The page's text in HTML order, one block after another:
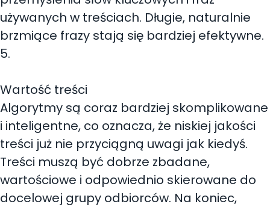
używanych w treściach. Długie, naturalnie
brzmiące frazy stają się bardziej efektywne.
5.
Wartość treści
Algorytmy są coraz bardziej skomplikowane
i inteligentne, co oznacza, że niskiej jakości
treści już nie przyciągną uwagi jak kiedyś.
Treści muszą być dobrze zbadane,
wartościowe i odpowiednio skierowane do
docelowej grupy odbiorców. Na koniec,